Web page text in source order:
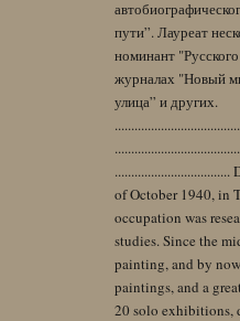
пути”. Лауреат
номинант
журналах "Новый
улица” и других.
of October 1940, in
occupation was
studies. Since the
painting, and by
paintings, and a
20 solo exhibitions,